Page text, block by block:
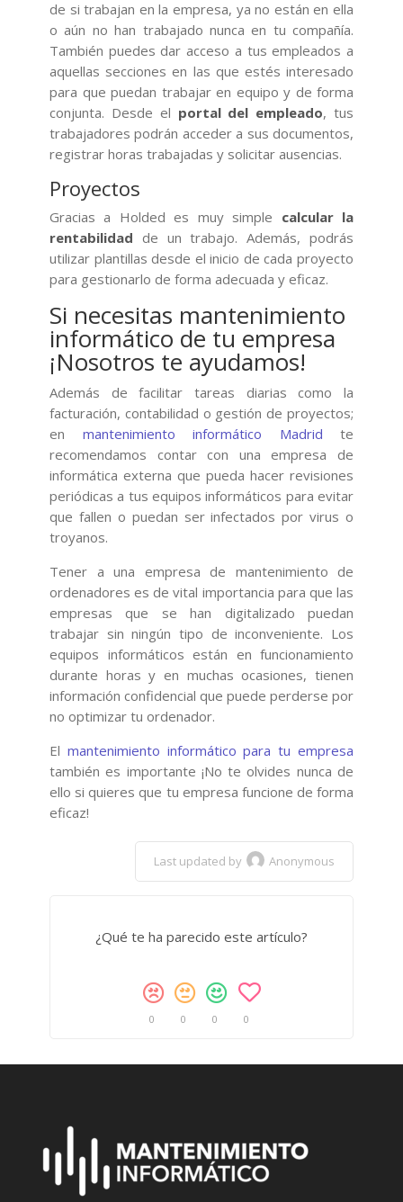
de si trabajan en la empresa, ya no están en ella
o aún no han trabajado nunca en tu compañía.
También puedes dar acceso a tus empleados a
aquellas secciones en las que estés interesado
para que puedan trabajar en equipo y de forma
conjunta. Desde el portal del empleado, tus
trabajadores podrán acceder a sus documentos,
registrar horas trabajadas y solicitar ausencias.
Proyectos
Gracias a Holded es muy simple calcular la
rentabilidad de un trabajo. Además, podrás
utilizar plantillas desde el inicio de cada proyecto
para gestionarlo de forma adecuada y eficaz.
Si necesitas mantenimiento
informático de tu empresa
¡Nosotros te ayudamos!
Además de facilitar tareas diarias como la
facturación, contabilidad o gestión de proyectos;
en mantenimiento informático Madrid te
recomendamos contar con una empresa de
informática externa que pueda hacer revisiones
periódicas a tus equipos informáticos para evitar
que fallen o puedan ser infectados por virus o
troyanos.
Tener a una empresa de mantenimiento de
ordenadores es de vital importancia para que las
empresas que se han digitalizado puedan
trabajar sin ningún tipo de inconveniente. Los
equipos informáticos están en funcionamiento
durante horas y en muchas ocasiones, tienen
información confidencial que puede perderse por
no optimizar tu ordenador.
El mantenimiento informático para tu empresa
también es importante ¡No te olvides nunca de
ello si quieres que tu empresa funcione de forma
eficaz!
Last updated by Anonymous
¿Qué te ha parecido este artículo?
0 0 0 0